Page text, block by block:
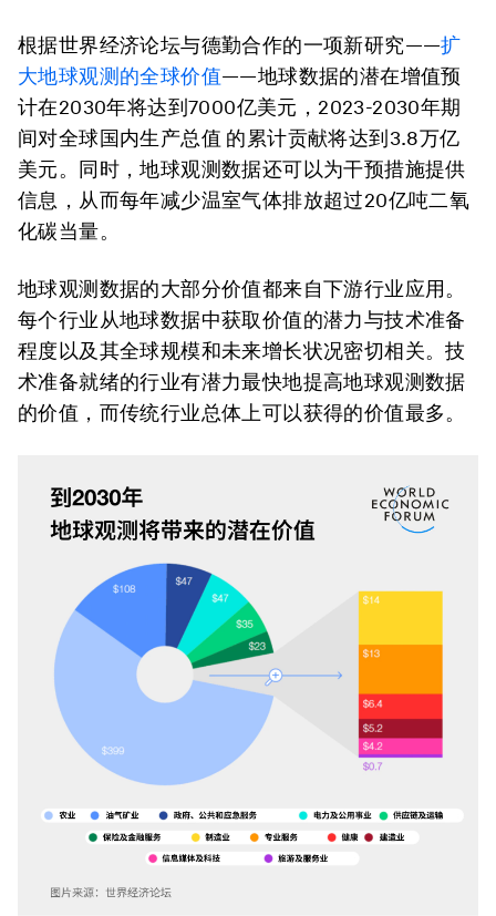
根据世界经济论坛与德勤合作的一项新研究——扩
大地球观测的全球价值——地球数据的潜在增值预
计在2030年将达到7000亿美元，2023-2030年期
间对全球国内生产总值 的累计贡献将达到3.8万亿
美元。同时，地球观测数据还可以为干预措施提供
信息，从而每年减少温室气体排放超过20亿吨二氧
化碳当量。
地球观测数据的大部分价值都来自下游行业应用。
每个行业从地球数据中获取价值的潜力与技术准备
程度以及其全球规模和未来增长状况密切相关。技
术准备就绪的行业有潜力最快地提高地球观测数据
的价值，而传统行业总体上可以获得的价值最多。